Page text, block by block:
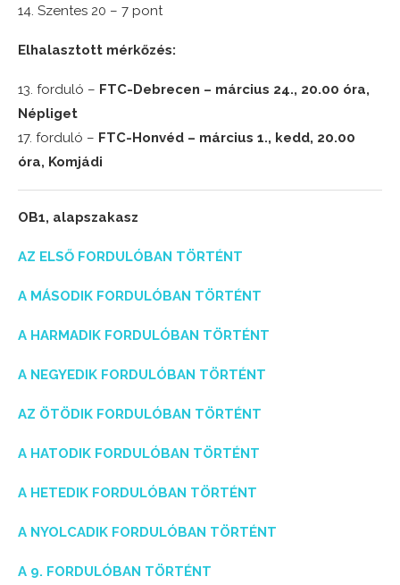
14. Szentes 20 – 7 pont
Elhalasztott mérkőzés:
13. forduló – FTC-Debrecen – március 24., 20.00 óra,
Népliget
17. forduló – FTC-Honvéd – március 1., kedd, 20.00
óra, Komjádi
OB1, alapszakasz
AZ ELSŐ FORDULÓBAN TÖRTÉNT
A MÁSODIK FORDULÓBAN TÖRTÉNT
A HARMADIK FORDULÓBAN TÖRTÉNT
A NEGYEDIK FORDULÓBAN TÖRTÉNT
AZ ÖTÖDIK FORDULÓBAN TÖRTÉNT
A HATODIK FORDULÓBAN TÖRTÉNT
A HETEDIK FORDULÓBAN TÖRTÉNT
A NYOLCADIK FORDULÓBAN TÖRTÉNT
A 9. FORDULÓBAN TÖRTÉNT